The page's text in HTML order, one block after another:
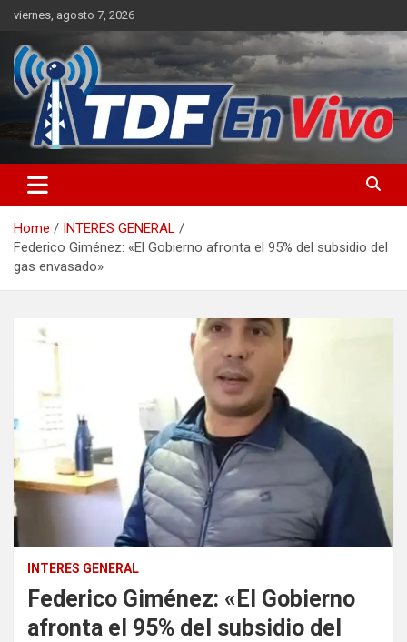
Skip
content
viernes, agosto 7, 2026
Home
INTERES GENERAL
Federico Giménez: «El Gobierno afronta el 95% del subsidio del
gas envasado»
INTERES GENERAL
Federico Giménez: «El Gobierno
afronta el 95% del subsidio del